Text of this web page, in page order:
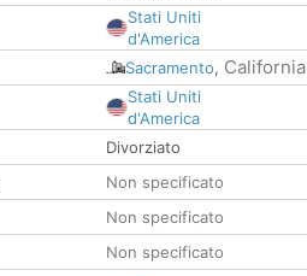
Stati Uniti
d'America
Sacramento, California
Stati Uniti
d'America
Divorziato
Non specificato
Non specificato
Non specificato